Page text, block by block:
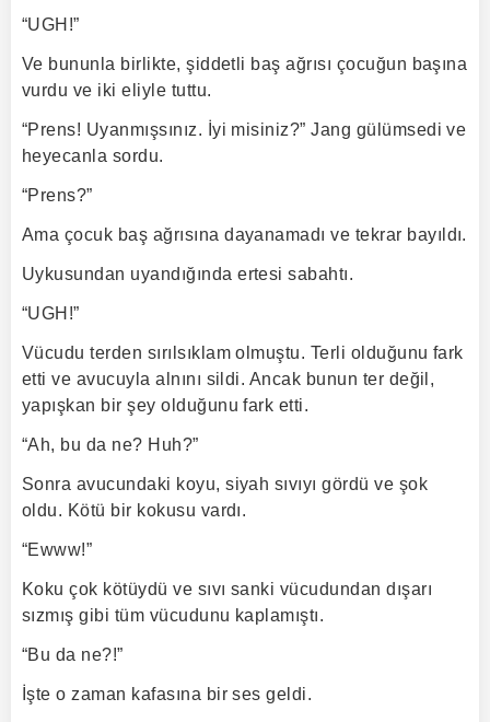
“UGH!”
Ve bununla birlikte, şiddetli baş ağrısı çocuğun başına
vurdu ve iki eliyle tuttu.
“Prens! Uyanmışsınız. İyi misiniz?” Jang gülümsedi ve
heyecanla sordu.
“Prens?”
Ama çocuk baş ağrısına dayanamadı ve tekrar bayıldı.
Uykusundan uyandığında ertesi sabahtı.
“UGH!”
Vücudu terden sırılsıklam olmuştu. Terli olduğunu fark
etti ve avucuyla alnını sildi. Ancak bunun ter değil,
yapışkan bir şey olduğunu fark etti.
“Ah, bu da ne? Huh?”
Sonra avucundaki koyu, siyah sıvıyı gördü ve şok
oldu. Kötü bir kokusu vardı.
“Ewww!”
Koku çok kötüydü ve sıvı sanki vücudundan dışarı
sızmış gibi tüm vücudunu kaplamıştı.
“Bu da ne?!”
İşte o zaman kafasına bir ses geldi.